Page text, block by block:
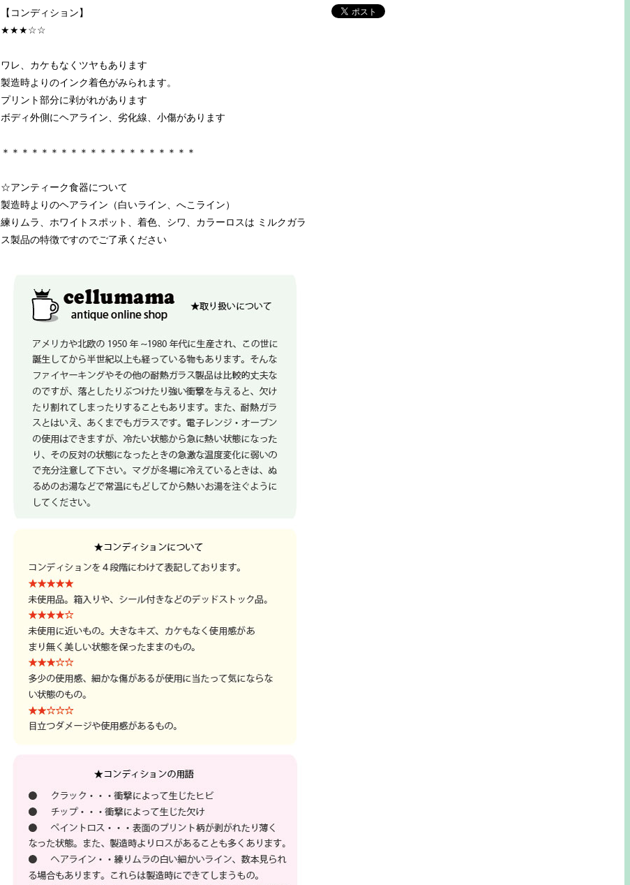
【コンディション】
★★★☆☆
ワレ、カケもなくツヤもあります
製造時よりのインク着色がみられます。
プリント部分に剥がれがあります
ボディ外側にヘアライン、劣化線、小傷があります
＊＊＊＊＊＊＊＊＊＊＊＊＊＊＊＊＊＊＊＊
☆アンティーク食器について
製造時よりのヘアライン（白いライン、へこライン）
練りムラ、ホワイトスポット、着色、シワ、カラーロスは ミルクガラ
ス製品の特徴ですのでご了承ください